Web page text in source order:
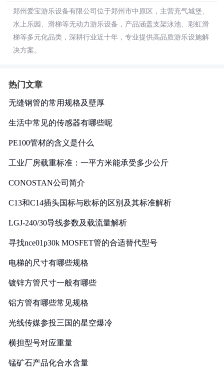
郑州爱宝游乐设备有限公司位于郑州市中原区，主营充气城堡、
水上乐园、滑梯等无动力游乐设备，产品涵盖支架泳池、彩虹滑
梯等多元化品类，深耕行业近十年，专业提供高品质游乐设施解
决方案。
热门文章
无缝钢管的常用规格及壁厚
生活中常见的传感器有哪些呢
PE100管材的含义是什么
工业厂房载重标准：一平方米能承受多少公斤
CONOSTAN公司简介
C13和C14插头国标与欧标的区别及其标准解析
LGJ-240/30导线参数及载流量解析
寻找nce01p30k MOSFET管的合适替代型号
电梯的尺寸有哪些规格
镀锌方管尺寸一般有哪些
铝方管有哪些常见规格
光线传媒参投三国的星空爆冷
横担型号对应重量
锰矿石产品化合水含量